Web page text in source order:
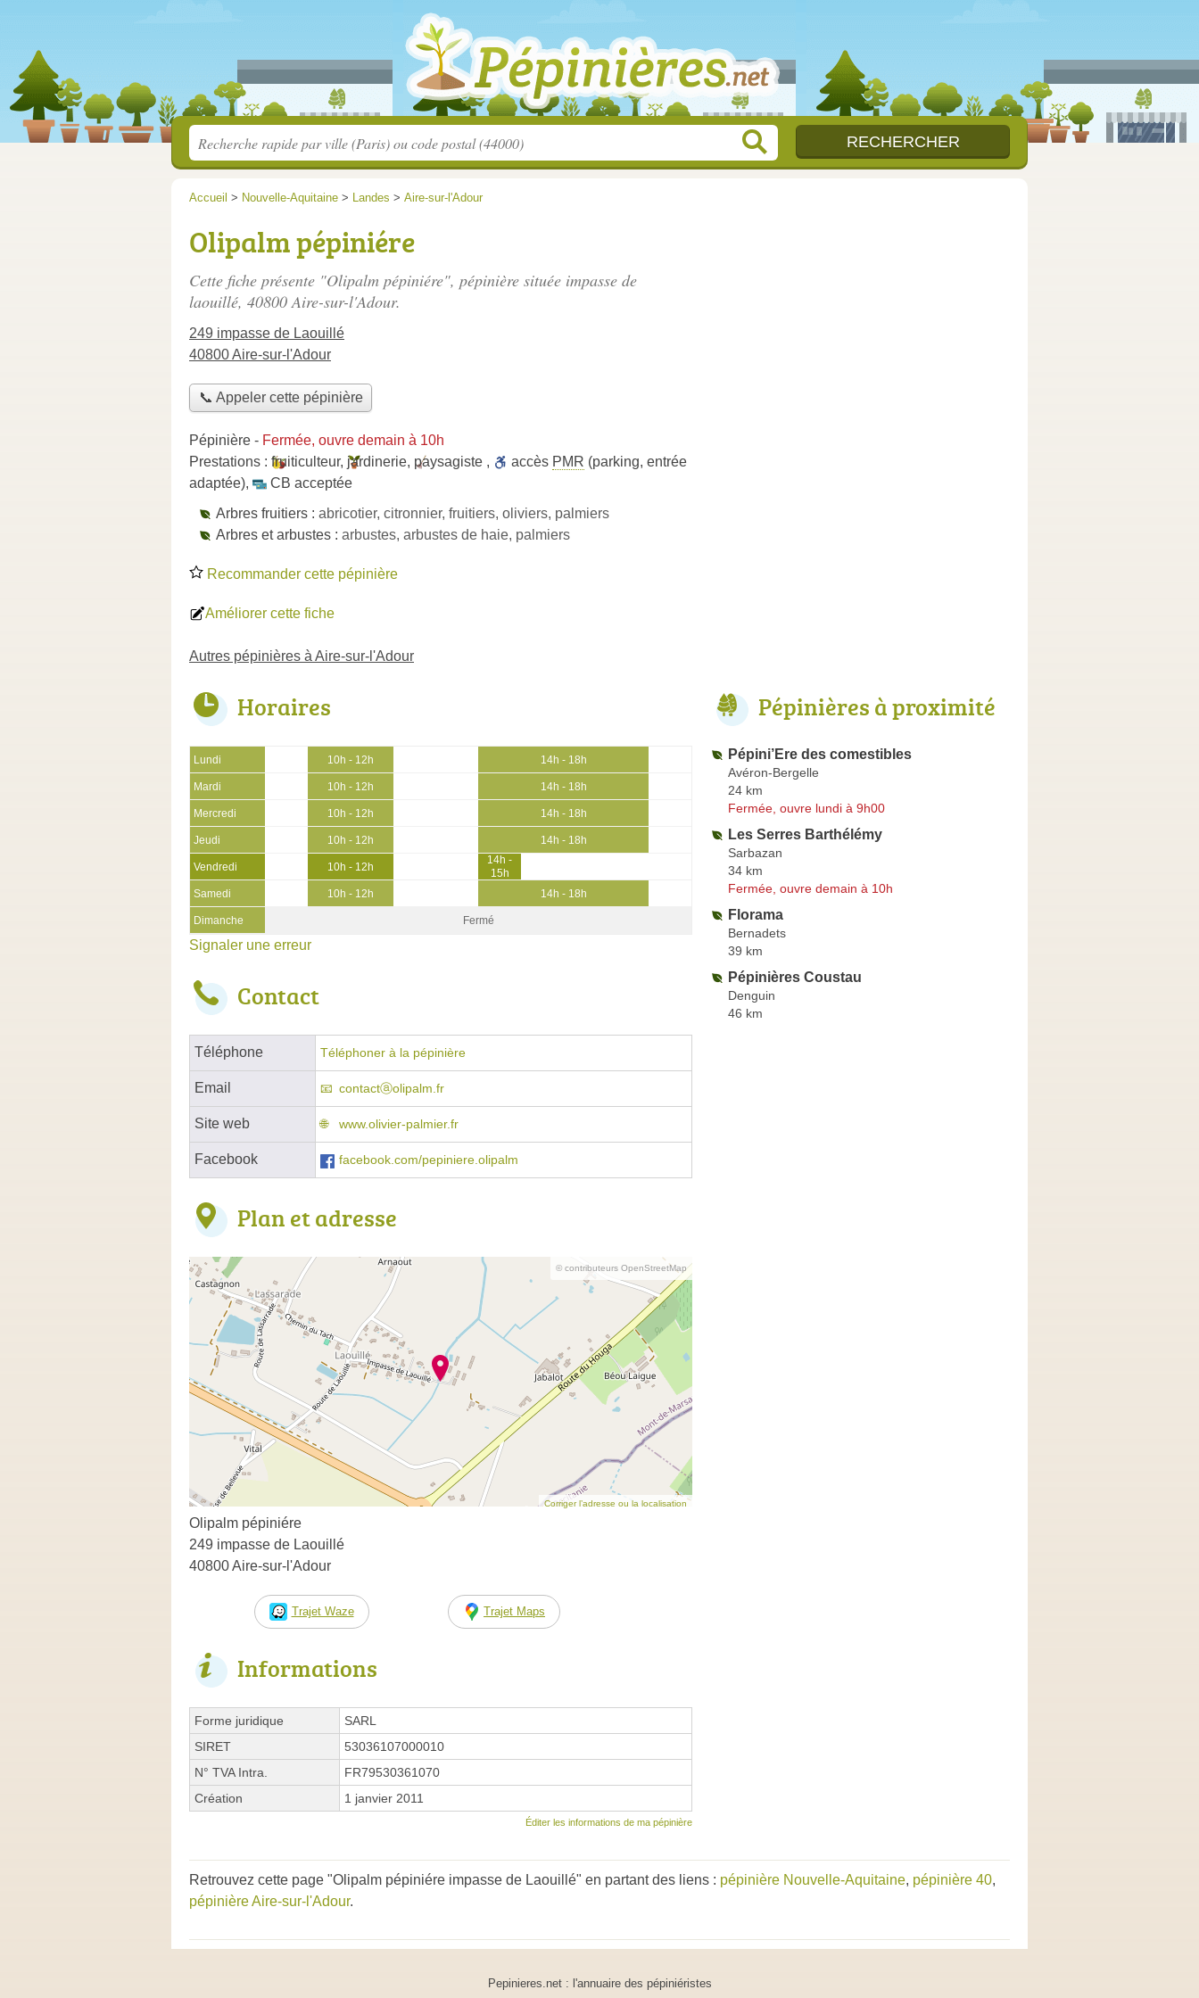
Accueil > Nouvelle-Aquitaine > Landes > Aire-sur-l'Adour
Olipalm pépiniére
Cette fiche présente "Olipalm pépiniére", pépinière située impasse de
laouillé, 40800 Aire-sur-l'Adour.
249 impasse de Laouillé
40800 Aire-sur-l'Adour
📞 Appeler cette pépinière
Pépinière - Fermée, ouvre demain à 10h
Prestations : fruiticulteur, jardinerie, paysagiste , accès PMR (parking, entrée
adaptée),
CB acceptée
Arbres fruitiers : abricotier, citronnier, fruitiers, oliviers, palmiers
Arbres et arbustes : arbustes, arbustes de haie, palmiers
Recommander cette pépinière
Améliorer cette fiche
Autres pépinières à Aire-sur-l'Adour
Horaires
Lundi 10h - 12h 14h - 18h
Mardi 10h - 12h 14h - 18h
Mercredi 10h - 12h 14h - 18h
Jeudi 10h - 12h 14h - 18h
Vendredi 10h - 12h
14h -
15h
Samedi
10h - 12h 14h - 18h
Dimanche Fermé
Signaler une erreur
Contact
Téléphone Téléphoner à la pépinière
Email contactⓐolipalm.fr
Site web www.olivier-palmier.fr
Facebook facebook.com/pepiniere.olipalm
Plan et adresse
© contributeurs OpenStreetMap
Corriger l’adresse ou la localisation
Olipalm pépiniére
249 impasse de Laouillé
40800 Aire-sur-l'Adour
Trajet Waze Trajet Maps
Informations
Forme juridique
SARL
SIRET
53036107000010
N° TVA Intra.
FR79530361070
Création
1 janvier 2011
Éditer les informations de ma pépinière
Pépinières à proximité
Pépini’Ere des comestibles
Avéron-Bergelle
24 km
Fermée, ouvre lundi à 9h00
Les Serres Barthélémy
Sarbazan
34 km
Fermée, ouvre demain à 10h
Florama
Bernadets
39 km
Pépinières Coustau
Denguin
46 km
Retrouvez cette page "Olipalm pépiniére impasse de Laouillé" en partant des liens : pépinière Nouvelle-Aquitaine, pépinière 40,
pépinière Aire-sur-l'Adour.
Pepinieres.net : l'annuaire des pépiniéristes